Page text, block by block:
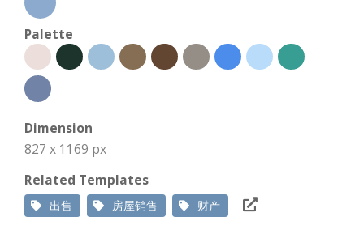
Palette
Dimension
827 x 1169 px
Related Templates
出售 房屋销售 财产